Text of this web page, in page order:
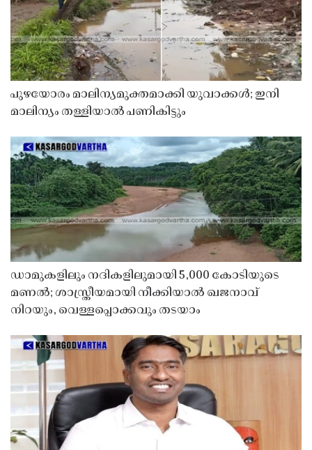
പുഴയോരം മാലിന്യമുക്തമാക്കി യുവാക്കൾ; ഇനി
മാലിന്യം തള്ളിയാൽ പണികിട്ടും
ഡാമുകളിലും നദികളിലുമായി 5,000 കോടിയുടെ
മണൽ; ശാസ്ത്രീയമായി നീക്കിയാൽ ഖജനാവ്
നിറയും, വെള്ളപ്പൊക്കവും തടയാം